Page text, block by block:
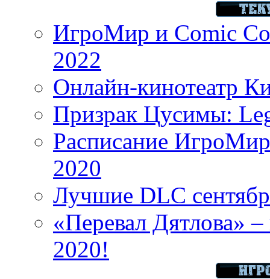
ИгроМир и Comic
2022
Онлайн-кинотеатр
Призрак Цусимы:
Расписание
2020
Лучшие DLC
«Перевал Дятлова»
2020!